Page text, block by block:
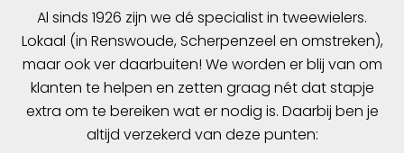
Al sinds 1926 zijn we dé specialist in tweewielers.
Lokaal (in Renswoude, Scherpenzeel en omstreken),
maar ook ver daarbuiten! We worden er blij van om
klanten te helpen en zetten graag nét dat stapje
extra om te bereiken wat er nodig is. Daarbij ben je
altijd verzekerd van deze punten: